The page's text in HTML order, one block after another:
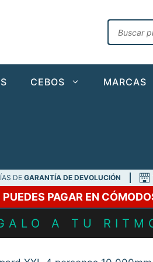
Búsqueda
de
CEBOS MARCAS
DEGARANTÍA DE DEVOLUCIÓN
PUEDES PAGAR EN
A TU